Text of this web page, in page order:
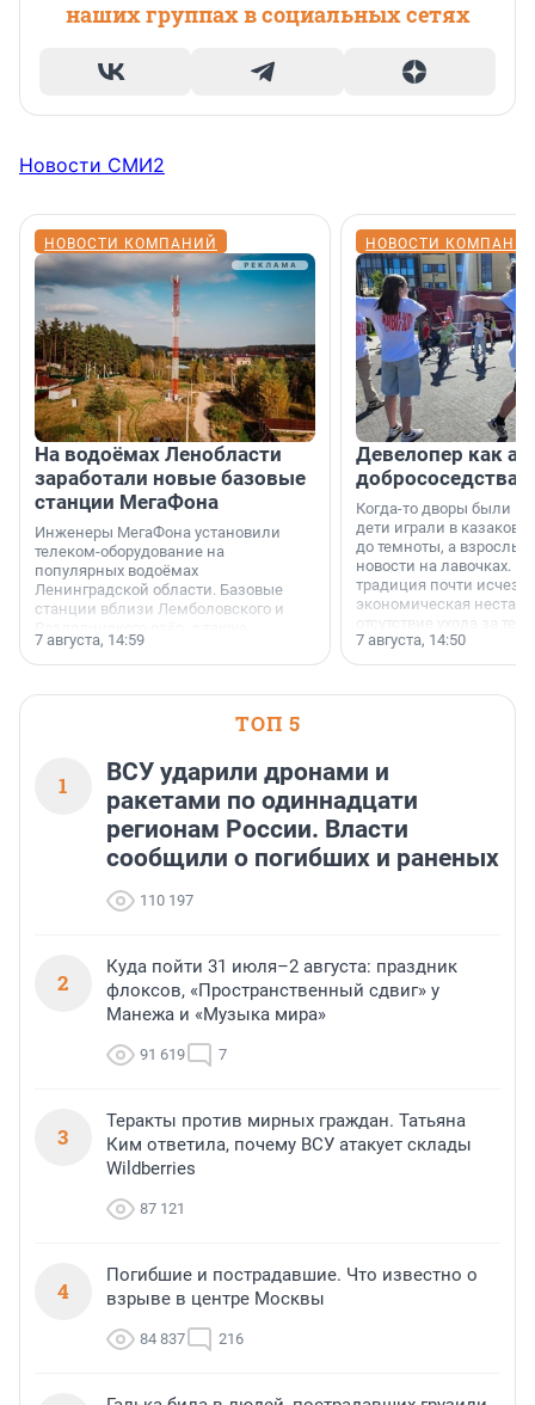
наших группах в социальных сетях
Новости СМИ2
НОВОСТИ КОМПАНИЙ
На водоёмах Ленобласти
заработали новые базовые
станции МегаФона
Инженеры МегаФона установили
телеком-оборудование на
популярных водоёмах
Ленинградской области. Базовые
станции вблизи Лемболовского и
недалеко от Большого Тосненского
водопада.
7 августа, 14:59
НОВОСТИ
Девелопер как
добрососедства
Когда-то дворы были
дети играли в казаков-
до темноты, а
новости на лавочках. В
традиция почти
экономическая
отсутствие ухода за
сделали своё дело.
7 августа, 14:50
ТОП 5
1
ВСУ ударили дронами и
ракетами по одиннадцати
регионам России. Власти
сообщили о погибших и раненых
110 197
2
Куда пойти 31 июля–2 августа: праздник
флоксов, «Пространственный сдвиг» у
Манежа и «Музыка мира»
91 619 7
3
Теракты против мирных граждан. Татьяна
Ким ответила, почему ВСУ атакует склады
Wildberries
87 121
4
Погибшие и пострадавшие. Что известно о
взрыве в центре Москвы
84 837 216